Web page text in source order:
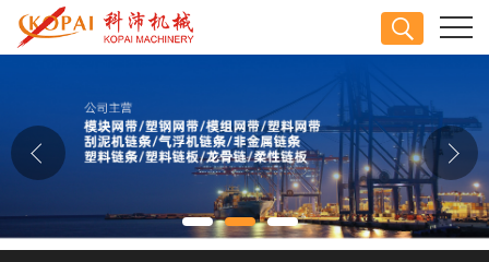
公司介绍
公司动态